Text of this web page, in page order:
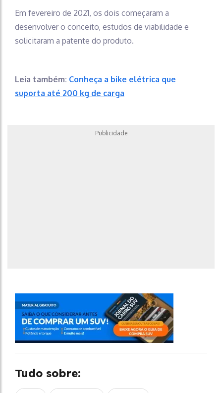
Em fevereiro de 2021, os dois começaram a
desenvolver o conceito, estudos de viabilidade e
solicitaram a patente do produto.
Leia também: Conheça a bike elétrica que
suporta até 200 kg de carga
Publicidade
Tudo sobre: